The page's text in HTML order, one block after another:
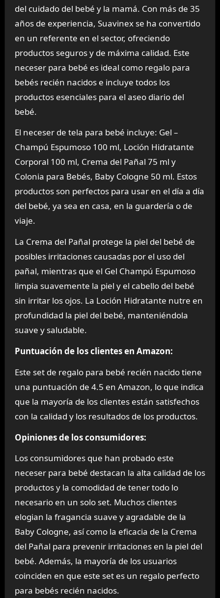
del cuidado del bebé y la mamá. Con más de 35
años de experiencia, Suavinex se ha convertido
en un referente en el sector, ofreciendo
productos seguros y de máxima calidad. Este
neceser para bebé es ideal como regalo para
bebés recién nacidos e incluye todos los
productos esenciales para el aseo diario del
bebé.
El neceser de tela para bebé incluye: Gel –
Champú Espumoso 100 ml, Loción Hidratante
Corporal 100 ml, Crema del Pañal 75 ml y
Colonia para Bebés, Baby Cologne 50 ml. Estos
productos son perfectos para usar en el día a día
del bebé, ya sea en casa, en la guardería o de
viaje.
La Crema del Pañal protege la piel del bebé de
posibles irritaciones causadas por el uso del
pañal, mientras que el Gel Champú Espumoso
limpia suavemente la piel y el cabello del bebé
sin irritar los ojos. La Loción Hidratante nutre en
profundidad la piel del bebé, manteniéndola
suave y saludable.
Puntuación de los clientes en Amazon:
Este set de regalo para bebé recién nacido tiene
una puntuación de 4.5 en Amazon, lo que indica
que la mayoría de los clientes están satisfechos
con la calidad y los resultados de los productos.
Opiniones de los consumidores:
Los consumidores que han probado este
neceser para bebé destacan la alta calidad de los
productos y la comodidad de tener todo lo
necesario en un solo set. Muchos clientes
elogian la fragancia suave y agradable de la
Baby Cologne, así como la eficacia de la Crema
del Pañal para prevenir irritaciones en la piel del
bebé. Además, la mayoría de los usuarios
coinciden en que este set es un regalo perfecto
para bebés recién nacidos.